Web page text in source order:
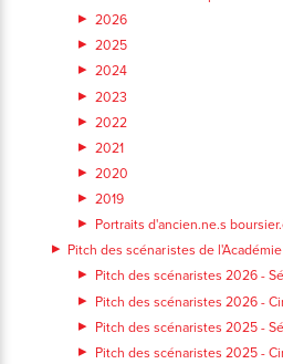
2026
2025
2024
2023
2022
2021
2020
2019
Portraits d'ancien.ne.s
Pitch des scénaristes de l'Académie
Pitch des scénaristes 2026 -
Pitch des scénaristes 2026 -
Pitch des scénaristes 2025 -
Pitch des scénaristes 2025 -